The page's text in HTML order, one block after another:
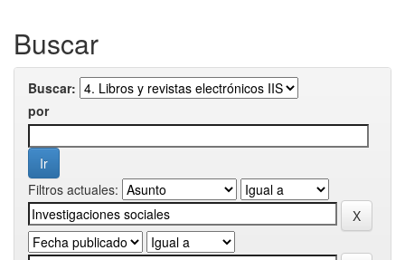
Buscar
Buscar:
por
Filtros actuales: